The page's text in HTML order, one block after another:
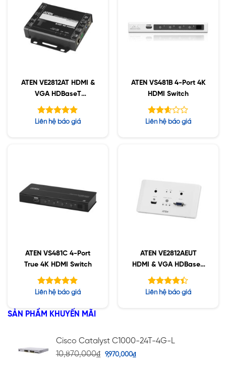
ATEN VE2812AT HDMI &
VGA HDBaseT
Transmitter
Được xếp
Liên hệ báo giá
ATEN VS481B 4-Port 4K
HDMI Switch
Được
Liên hệ báo giá
ATEN VS481C 4-Port
True 4K HDMI Switch
Được xếp
5 sao
Liên hệ báo giá
ATEN VE2812AEUT
HDMI & VGA HDBaseT
Transmitter
Được xếp
Liên hệ báo giá
SẢN PHẨM KHUYẾN MÃI
Cisco Catalyst C1000-24T-4G-L
10,870,000₫ 9,970,000₫